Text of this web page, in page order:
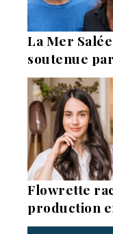
La Mer
soutenue
Flowrette
production